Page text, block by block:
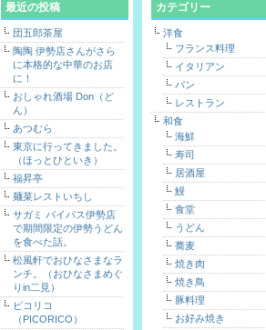
最近の投稿
団五郎茶屋
陶陶 伊勢店さんがさら
に本格的な中華のお店
に！
おしゃれ酒場 Don（ど
ん）
あつむら
東京に行ってきました。
（ほっとひといき）
福昇亭
麺菜レストいちし
サガミ バイパス伊勢店
で期間限定の伊勢うどん
を食べた話。
松風軒でおひなさまなラ
ンチ。（おひなさまめぐ
りin二見）
ピコリコ
（PICORICO）
カテゴリー
洋食
フランス料理
イタリアン
パン
レストラン
和食
海鮮
寿司
居酒屋
鰻
食堂
うどん
蕎麦
焼き肉
焼き鳥
豚料理
お好み焼き